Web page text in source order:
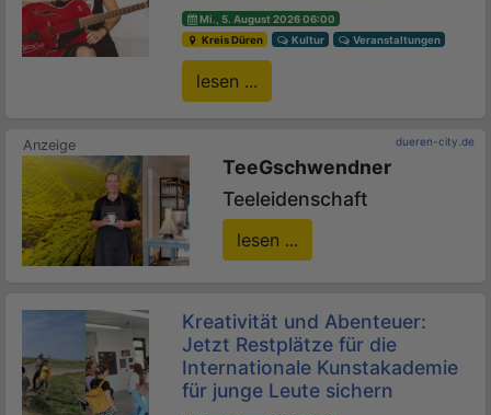
Mi., 5. August 2026 06:00
Kreis Düren
Kultur Veranstaltungen
lesen ...
dueren-city.de
TeeGschwendner
Teeleidenschaft
lesen ...
Kreativität und Abenteuer:
Jetzt Restplätze für die
Internationale Kunstakademie
für junge Leute sichern